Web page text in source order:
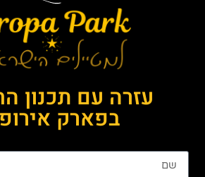
עזרה עם תכנון
בפארק